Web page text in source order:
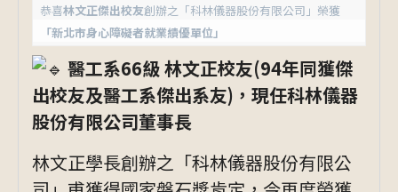
恭喜林文正傑出校友創辦之「科林儀器股份有限公司」榮獲
「新北市身心障礙者就業績優單位」
醫工系66級 林文正校友(94年同獲傑
出校友及醫工系傑出系友)，現任科林儀器
股份有限公司董事長
林文正學長創辦之「科林儀器股份有限公